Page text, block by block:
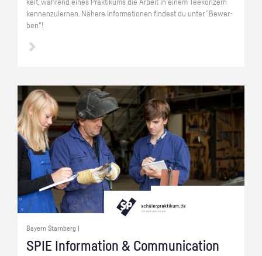
keit, wäh­rend eines Prak­ti­kums die Ar­beit in einem Tee­kon­zern
ken­nen­zu­ler­nen. Nä­he­re In­for­ma­tio­nen fin­dest du unter "Be­wer­
ben"!
Bayern Starnberg |
SPIE In­for­ma­ti­on & Com­mu­ni­ca­ti­on